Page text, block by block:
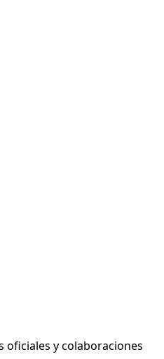
oficiales y colaboraciones